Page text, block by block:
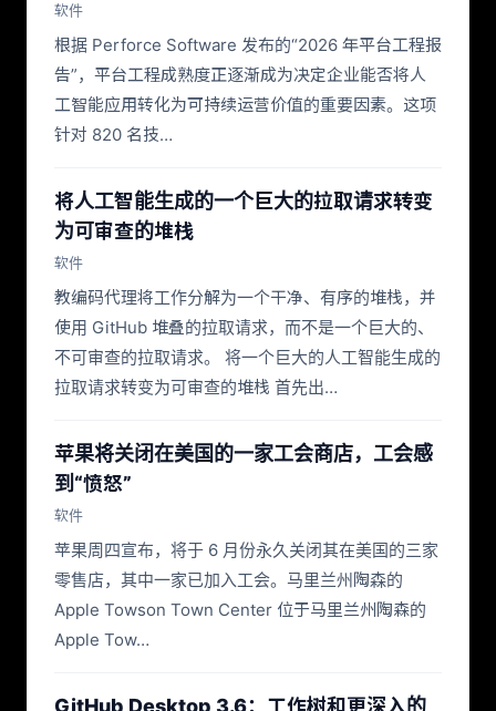
软件
根据 Perforce Software 发布的“2026 年平台工程报
告”，平台工程成熟度正逐渐成为决定企业能否将人
工智能应用转化为可持续运营价值的重要因素。这项
针对 820 名技…
将人工智能生成的一个巨大的拉取请求转变
为可审查的堆栈
软件
教编码代理将工作分解为一个干净、有序的堆栈，并
使用 GitHub 堆叠的拉取请求，而不是一个巨大的、
不可审查的拉取请求。 将一个巨大的人工智能生成的
拉取请求转变为可审查的堆栈 首先出…
苹果将​​关闭在美国的一家工会商店，工会感
到“愤怒”
软件
苹果周四宣布，将于 6 月份永久关闭其在美国的三家
零售店，其中一家已加入工会。马里兰州陶森的
Apple Towson Town Center 位于马里兰州陶森的
Apple Tow…
GitHub Desktop 3.6：工作树和更深入的